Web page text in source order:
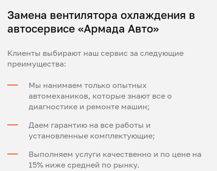
Замена вентилятора охлаждения в
автосервисе «Армада Авто»
Клиенты выбирают наш сервис за следующие
преимущества:
Мы нанимаем только опытных
автомехаников, которые знают все о
диагностике и ремонте машин;
Даем гарантию на все работы и
установленные комплектующие;
Выполняем услуги качественно и по цене на
15% ниже средней по рынку.